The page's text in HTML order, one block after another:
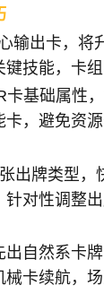
输出卡，将
技能，卡组
卡基础属性
卡，避免资
出牌类型，
针对性调整
出自然系卡
卡续航，场